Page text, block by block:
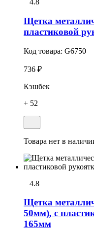
4.8
Щетка
пластиковой
Код товара: G6750
736 ₽
Кэшбек
+ 52
Товара нет в
4.8
Щетка
50мм), с
165мм